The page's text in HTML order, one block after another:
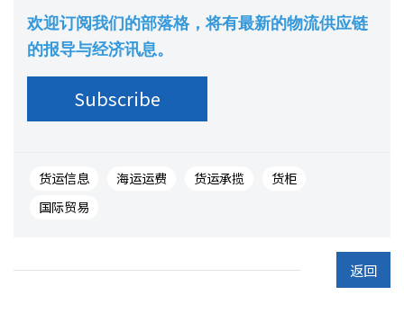
欢迎订阅我们的部落格，将有最新的物流供应链
的报导与经济讯息。
货运信息 海运运费 货运承揽
货柜
国际贸易
返回